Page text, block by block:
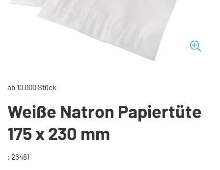
ab 10.000 Stück
Weiße Natron Papiertüte
175 x 230 mm
: 26481